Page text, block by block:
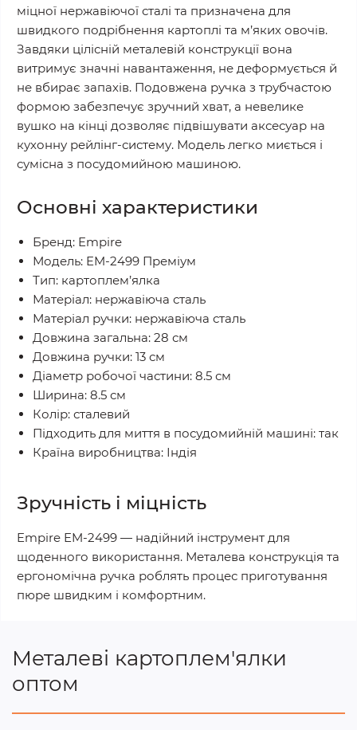
міцної нержавіючої сталі та призначена для
швидкого подрібнення картоплі та м’яких овочів.
Завдяки цілісній металевій конструкції вона
витримує значні навантаження, не деформується й
не вбирає запахів. Подовжена ручка з трубчастою
формою забезпечує зручний хват, а невелике
вушко на кінці дозволяє підвішувати аксесуар на
кухонну рейлінг-систему. Модель легко миється і
сумісна з посудомийною машиною.
Основні характеристики
Бренд: Empire
Модель: EM-2499 Преміум
Тип: картоплем’ялка
Матеріал: нержавіюча сталь
Матеріал ручки: нержавіюча сталь
Довжина загальна: 28 см
Довжина ручки: 13 см
Діаметр робочої частини: 8.5 см
Ширина: 8.5 см
Колір: сталевий
Підходить для миття в посудомийній машині: так
Країна виробництва: Індія
Зручність і міцність
Empire EM-2499 — надійний інструмент для
щоденного використання. Металева конструкція та
ергономічна ручка роблять процес приготування
пюре швидким і комфортним.
Металеві картоплем'ялки
оптом